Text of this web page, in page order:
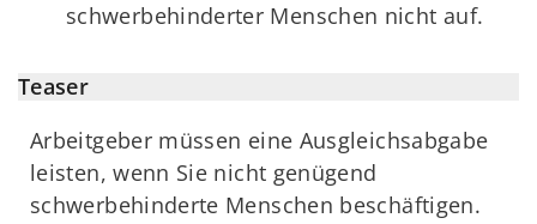
schwerbehinderter Menschen nicht auf.
Teaser
Arbeitgeber müssen eine Ausgleichsabgabe
leisten, wenn Sie nicht genügend
schwerbehinderte Menschen beschäftigen.